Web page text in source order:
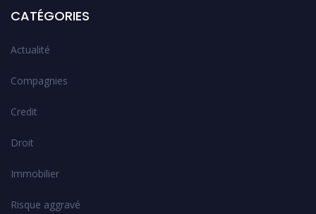
CATÉGORIES
Actualité
Compagnies
Credit
Droit
Immobilier
Risque aggravé